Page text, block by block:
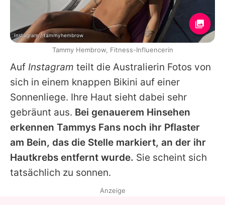
Auf Instagram teilt die Australierin Fotos von
sich in einem knappen Bikini auf einer
Sonnenliege. Ihre Haut sieht dabei sehr
gebräunt aus. Bei genauerem Hinsehen
erkennen Tammys Fans noch ihr Pflaster
am Bein, das die Stelle markiert, an der ihr
Hautkrebs entfernt wurde. Sie scheint sich
tatsächlich zu sonnen.
Instagram / tammyhembrow
Tammy Hembrow, Fitness-Influencerin
Anzeige